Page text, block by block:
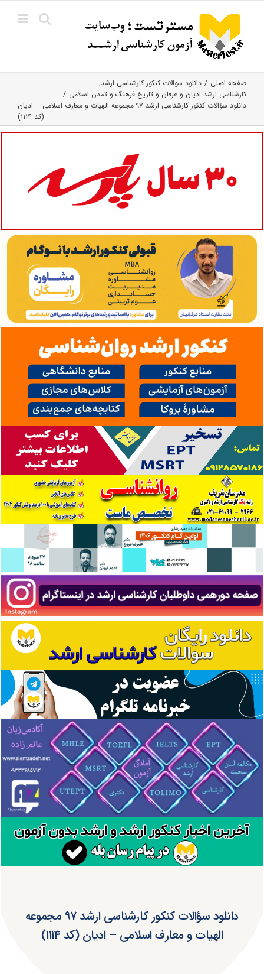
content
صفحه اصلی
دانلود سوالات کنکور کارشناسی ارشد
کارشناسی ارشد ادیان و عرفان و تاریخ فرهنگ و تمدن اسلامی
دانلود سؤالات کنکور کارشناسی ارشد ۹۷ مجموعه الهیات و معارف اسلامی – ادیان
(کد ۱۱۱۴)
دانلود سؤالات کنکور کارشناسی ارشد ۹۷ مجموعه
الهیات و معارف اسلامی – ادیان (کد ۱۱۱۴)